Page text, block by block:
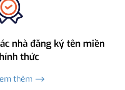
nhà đăng ký tên miền
thức
thêm ⟶